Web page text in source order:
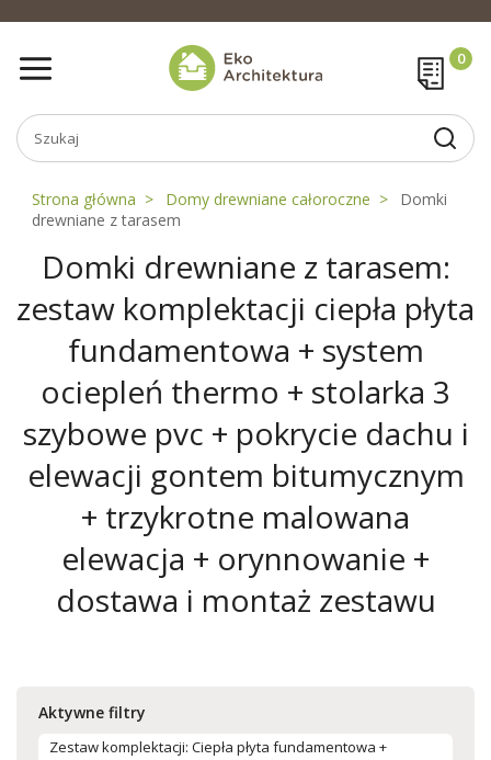
Strona główna Domy drewniane całoroczne
Domki
drewniane z tarasem
Domki drewniane z tarasem:
zestaw komplektacji ciepła płyta
fundamentowa + system
ociepleń thermo + stolarka 3
szybowe pvc + pokrycie dachu i
elewacji gontem bitumycznym
+ trzykrotne malowana
elewacja + orynnowanie +
dostawa i montaż zestawu
Aktywne filtry
Zestaw komplektacji: Ciepła płyta fundamentowa +